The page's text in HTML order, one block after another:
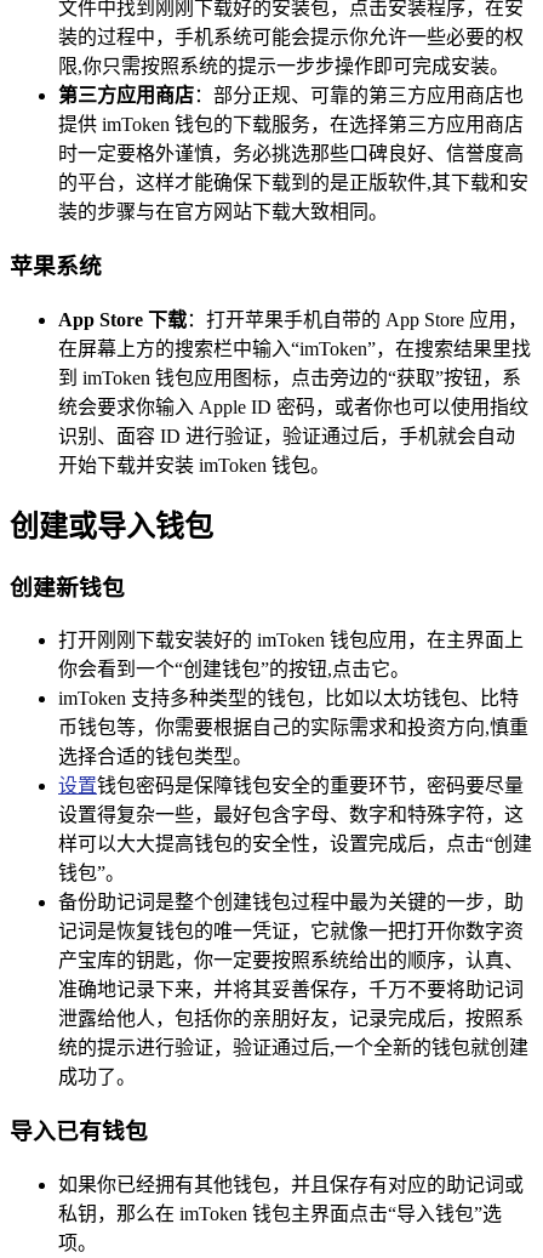
文件中找到刚刚下载好的安装包，点击安装程序，在安
装的过程中，手机系统可能会提示你允许一些必要的权
限,你只需按照系统的提示一步步操作即可完成安装。
第三方应用商店：部分正规、可靠的第三方应用商店也
提供 imToken 钱包的下载服务，在选择第三方应用商店
时一定要格外谨慎，务必挑选那些口碑良好、信誉度高
的平台，这样才能确保下载到的是正版软件,其下载和安
装的步骤与在官方网站下载大致相同。
苹果系统
App Store 下载：打开苹果手机自带的 App Store 应用，
在屏幕上方的搜索栏中输入“imToken”，在搜索结果里找
到 imToken 钱包应用图标，点击旁边的“获取”按钮，系
统会要求你输入 Apple ID 密码，或者你也可以使用指纹
识别、面容 ID 进行验证，验证通过后，手机就会自动
开始下载并安装 imToken 钱包。
创建或导入钱包
创建新钱包
打开刚刚下载安装好的 imToken 钱包应用，在主界面上
你会看到一个“创建钱包”的按钮,点击它。
imToken 支持多种类型的钱包，比如以太坊钱包、比特
币钱包等，你需要根据自己的实际需求和投资方向,慎重
选择合适的钱包类型。
设置钱包密码是保障钱包安全的重要环节，密码要尽量
设置得复杂一些，最好包含字母、数字和特殊字符，这
样可以大大提高钱包的安全性，设置完成后，点击“创建
钱包”。
备份助记词是整个创建钱包过程中最为关键的一步，助
记词是恢复钱包的唯一凭证，它就像一把打开你数字资
产宝库的钥匙，你一定要按照系统给出的顺序，认真、
准确地记录下来，并将其妥善保存，千万不要将助记词
泄露给他人，包括你的亲朋好友，记录完成后，按照系
统的提示进行验证，验证通过后,一个全新的钱包就创建
成功了。
导入已有钱包
如果你已经拥有其他钱包，并且保存有对应的助记词或
私钥，那么在 imToken 钱包主界面点击“导入钱包”选
项。